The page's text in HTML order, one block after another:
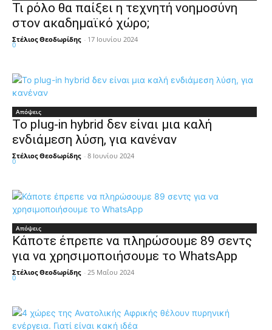
Τι ρόλο θα παίξει η τεχνητή νοημοσύνη
στον ακαδημαϊκό χώρο;
Στέλιος Θεοδωρίδης - 17 Ιουνίου 2024
0
Απόψεις
Το plug-in hybrid δεν είναι μια καλή
ενδιάμεση λύση, για κανέναν
Στέλιος Θεοδωρίδης - 8 Ιουνίου 2024
0
Απόψεις
Κάποτε έπρεπε να πληρώσουμε 89 σεντς
για να χρησιμοποιήσουμε το WhatsApp
Στέλιος Θεοδωρίδης - 25 Μαΐου 2024
0